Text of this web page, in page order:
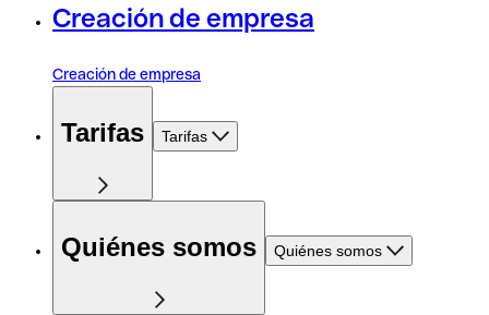
Creación de empresa
Creación de empresa
Tarifas Tarifas
Quiénes somos Quiénes somos